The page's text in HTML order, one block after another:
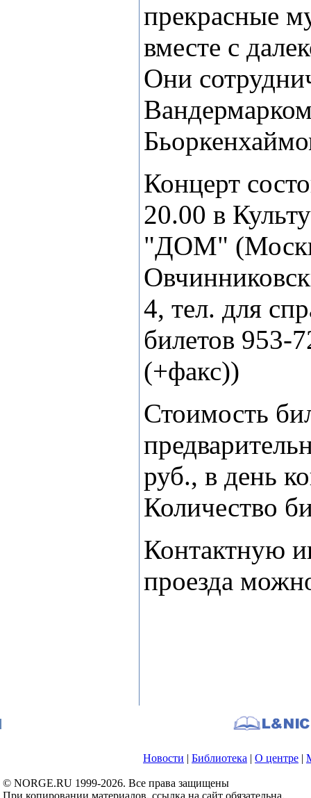
прекрасные
вместе с
Они
Концерт
20.00 в
"ДОМ"
4, тел. для
билетов 953-
(+факс))
Стоимость
руб., в день
Количество
Контактную
проезда
Новости | Библиотека | О центре |
© NORGE.RU 1999-2026. Все права защищены
При копировании материалов, ссылка на сайт обязательна.